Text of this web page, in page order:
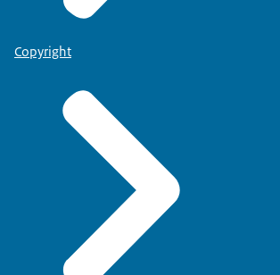
Copyright